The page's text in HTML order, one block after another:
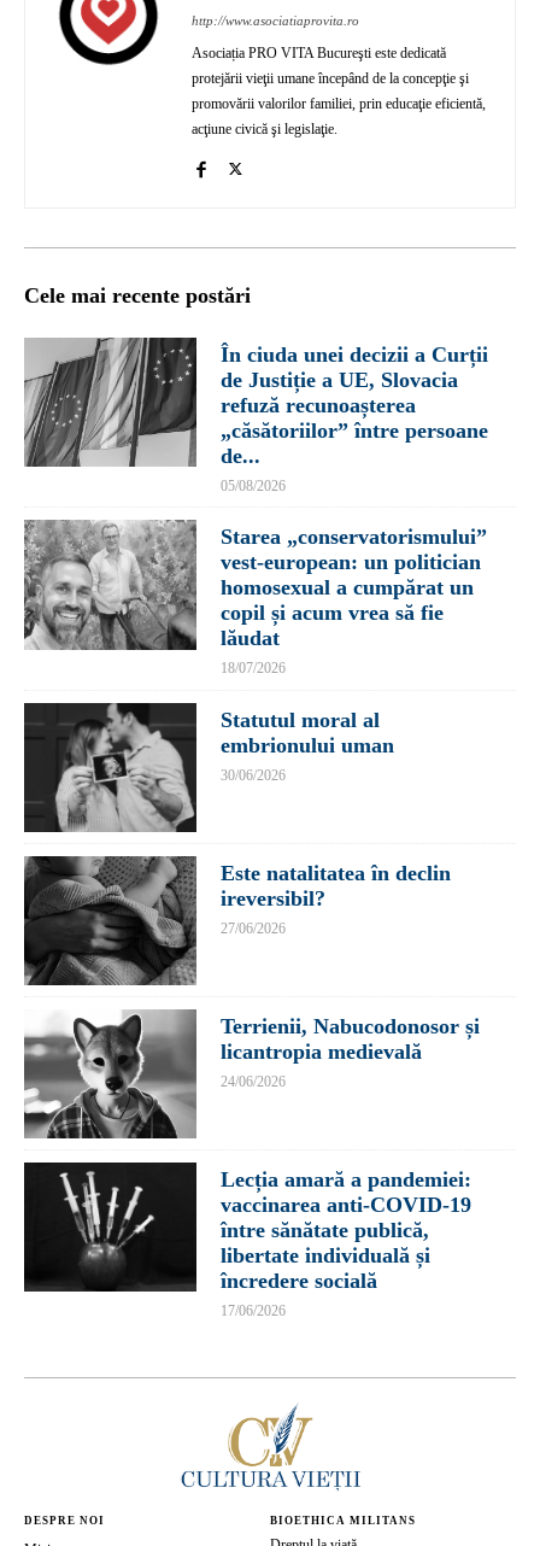
http://www.asociatiaprovita.ro
Asociația PRO VITA Bucureşti este dedicată
protejării vieţii umane începând de la concepţie şi
promovării valorilor familiei, prin educaţie eficientă,
acţiune civică şi legislaţie.
Cele mai recente postări
În ciuda unei decizii a Curții
de Justiție a UE, Slovacia
refuză recunoașterea
„căsătoriilor” între persoane
de...
05/08/2026
Starea „conservatorismului”
vest-european: un politician
homosexual a cumpărat un
copil și acum vrea să fie
lăudat
18/07/2026
Statutul moral al
embrionului uman
30/06/2026
Este natalitatea în declin
ireversibil?
27/06/2026
Terrienii, Nabucodonosor și
licantropia medievală
24/06/2026
Lecția amară a pandemiei:
vaccinarea anti-COVID-19
între sănătate publică,
libertate individuală și
încredere socială
17/06/2026
DESPRE NOI BIOETHICA MILITANS